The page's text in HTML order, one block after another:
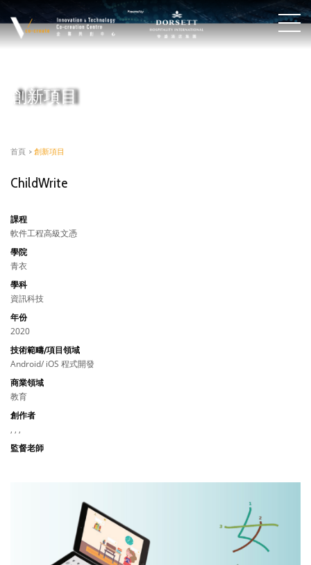
創新項目
首頁 > 創新項目
ChildWrite
課程
軟件工程高級文憑
學院
青衣
學科
資訊科技
年份
2020
技術範疇/項目領域
Android/ iOS 程式開發
商業領域
教育
創作者
, , ,
監督老師